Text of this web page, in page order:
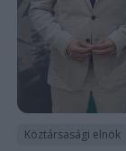
Köztársasági elnök